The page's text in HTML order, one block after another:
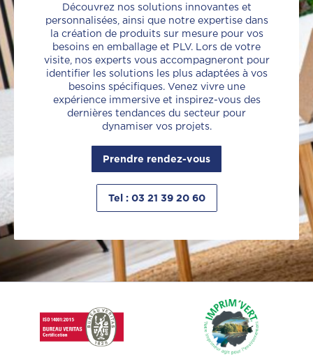
Découvrez nos solutions innovantes et
personnalisées, ainsi que notre expertise dans
la création de produits sur mesure pour vos
besoins en emballage et PLV. Lors de votre
visite, nos experts vous accompagneront pour
identifier les solutions les plus adaptées à vos
besoins spécifiques. Venez vivre une
expérience immersive et inspirez-vous des
dernières tendances du secteur pour
dynamiser vos projets.
Prendre rendez-vous
Tel : 03 21 39 20 60